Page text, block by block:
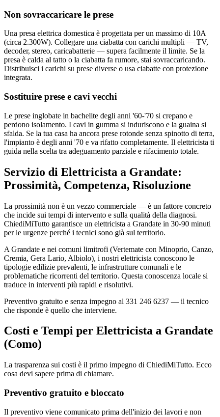
Non sovraccaricare le prese
Una presa elettrica domestica è progettata per un massimo di 10A
(circa 2.300W). Collegare una ciabatta con carichi multipli — TV,
decoder, stereo, caricabatterie — supera facilmente il limite. Se la
presa è calda al tatto o la ciabatta fa rumore, stai sovraccaricando.
Distribuisci i carichi su prese diverse o usa ciabatte con protezione
integrata.
Sostituire prese e cavi vecchi
Le prese inglobate in bachelite degli anni '60-'70 si crepano e
perdono isolamento. I cavi in gumma si induriscono e la guaina si
sfalda. Se la tua casa ha ancora prese rotonde senza spinotto di terra,
l'impianto è degli anni '70 e va rifatto completamente. Il elettricista ti
guida nella scelta tra adeguamento parziale e rifacimento totale.
Servizio di Elettricista a Grandate:
Prossimità, Competenza, Risoluzione
La prossimità non è un vezzo commerciale — è un fattore concreto
che incide sui tempi di intervento e sulla qualità della diagnosi.
ChiediMiTutto garantisce un elettricista a Grandate in 30-90 minuti
per le urgenze perché i tecnici sono già sul territorio.
A Grandate e nei comuni limitrofi (Vertemate con Minoprio, Canzo,
Cremia, Gera Lario, Albiolo), i nostri elettricista conoscono le
tipologie edilizie prevalenti, le infrastrutture comunali e le
problematiche ricorrenti del territorio. Questa conoscenza locale si
traduce in interventi più rapidi e risolutivi.
Preventivo gratuito e senza impegno al 331 246 6237 — il tecnico
che risponde è quello che interviene.
Costi e Tempi per Elettricista a Grandate
(Como)
La trasparenza sui costi è il primo impegno di ChiediMiTutto. Ecco
cosa devi sapere prima di chiamare.
Preventivo gratuito e bloccato
Il preventivo viene comunicato prima dell'inizio dei lavori e non